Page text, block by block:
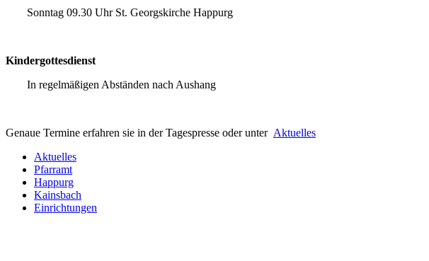
Sonntag 09.30 Uhr St. Georgskirche Happurg
Kindergottesdienst
In regelmäßigen Abständen nach Aushang
Genaue Termine erfahren sie in der Tagespresse oder unter Aktuelles
Aktuelles
Pfarramt
Happurg
Kainsbach
Einrichtungen